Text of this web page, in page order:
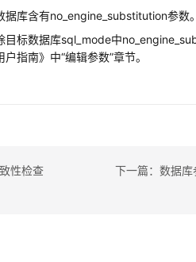
据库含有no_engine_substitution参数。
目标数据库sql_mode中
指南》中“编辑参数”章节。
性检查